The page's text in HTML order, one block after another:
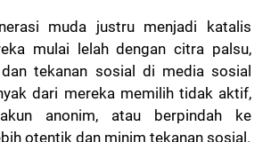
muda justru menjadi katalis
mulai lelah dengan citra palsu,
tekanan sosial di media sosial
dari mereka memilih tidak aktif,
akun anonim, atau berpindah ke
otentik dan minim tekanan sosial.